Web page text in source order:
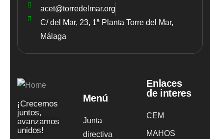
acet@torredelmar.org
C/ del Mar, 23, 1ª Planta Torre del Mar,
Málaga
¡Crecemos
juntos,
avanzamos
unidos!
Menú
Junta
directiva
Enlaces
de interes
CEM
MAHOS